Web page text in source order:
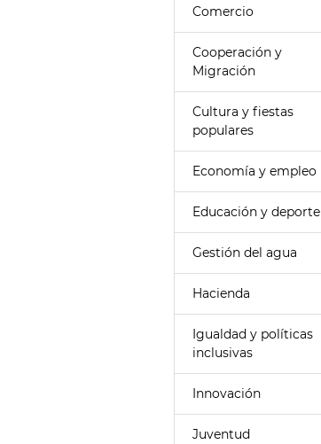
Comercio
Cooperación y
Migración
Cultura y fiestas
populares
Economía y empleo
Educación y deporte
Gestión del agua
Hacienda
Igualdad y políticas
inclusivas
Innovación
Juventud